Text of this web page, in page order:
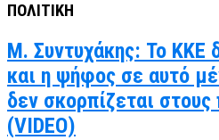
ΠΟΛΙΤΙΚΗ
Μ. Συντυχάκης: Το ΚΚΕ
και η ψήφος σε αυτό
δεν σκορπίζεται
(VIDEO)